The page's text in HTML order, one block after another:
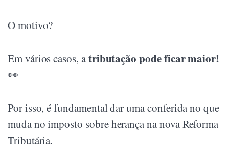
O motivo?
Em vários casos, atributação pode ficar maior!
👀
Por isso, é fundamental dar uma conferida no que
muda no imposto sobre herança na nova Reforma
Tributária.